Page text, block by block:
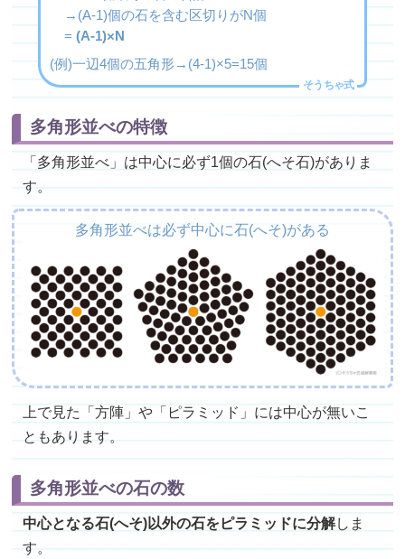
→(A-1)個の石を含む区切りがN個
= (A-1)×N
(例)一辺4個の五角形→(4-1)×5=15個
多角形並べの特徴
「多角形並べ」は中心に必ず1個の石(へそ石)がありま
す。
多角形並べは必ず中心に石(へそ)がある
上で見た「方陣」や「ピラミッド」には中心が無いこ
ともあります。
多角形並べの石の数
中心となる石(へそ)以外の石をピラミッドに分解しま
す。